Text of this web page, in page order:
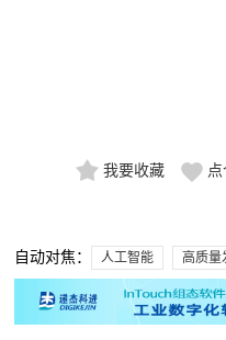
我要收藏
自动对焦： 人工智能 高质量